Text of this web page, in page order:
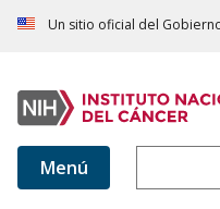
Un sitio oficial del
Menú